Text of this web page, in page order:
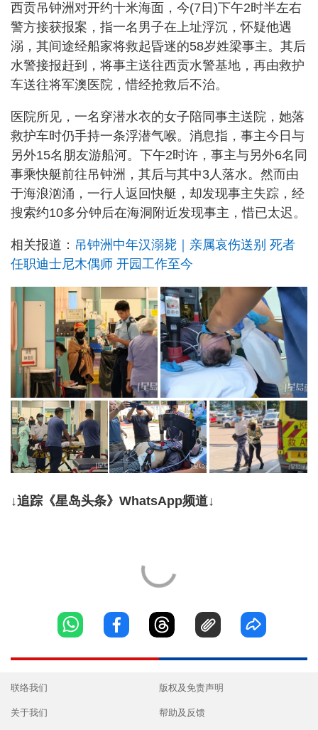
西贡吊钟洲对开约十米海面，今(7日)下午2时半左右
警方接获报案，指一名男子在上址浮沉，怀疑他遇
溺，其间途经船家将救起昏迷的58岁姓梁事主。其后
水警接报赶到，将事主送往西贡水警基地，再由救护
车送往将军澳医院，惜经抢救后不治。
医院所见，一名穿潜水衣的女子陪同事主送院，她落
救护车时仍手持一条浮潜气喉。消息指，事主今日与
另外15名朋友游船河。下午2时许，事主与另外6名同
事乘快艇前往吊钟洲，其后与其中3人落水。然而由
于海浪汹涌，一行人返回快艇，却发现事主失踪，经
搜索约10多分钟后在海洞附近发现事主，惜已太迟。
相关报道： 吊钟洲中年汉溺毙｜亲属哀伤送别 死者
任职迪士尼木偶师 开园工作至今
↓追踪《星岛头条》WhatsApp频道↓
联络我们
关于我们
版权及免责声明
帮助及反馈